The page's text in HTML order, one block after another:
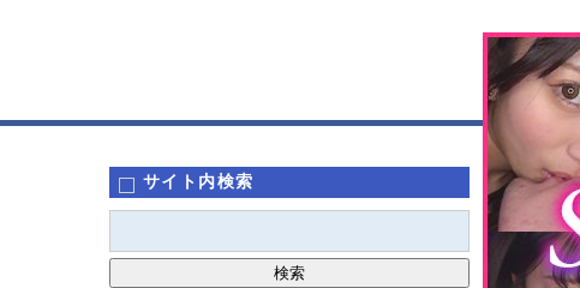
サイト内検索